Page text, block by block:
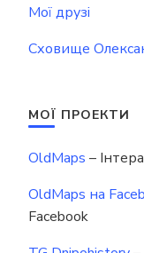
Мої друзі
Сховище
МОЇ ПРОЕКТИ
OldMaps –
OldMaps на
Facebook